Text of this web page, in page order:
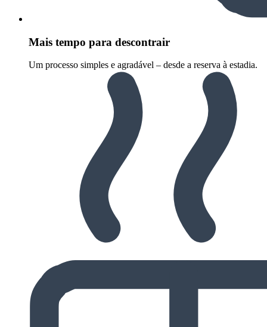
Mais tempo para descontrair
Um processo simples e agradável – desde a reserva à estadia.